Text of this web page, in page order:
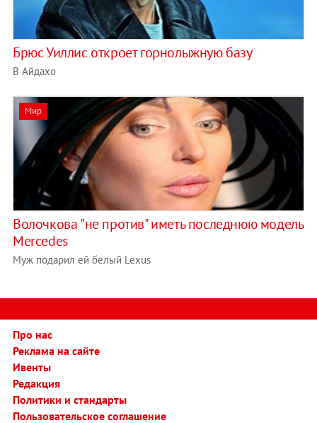
Брюс Уиллис откроет горнолыжную базу
В Айдахо
Мир
Волочкова "не против" иметь последнюю модель
Mercedes
Муж подарил ей белый Lexus
Про нас
Реклама на сайте
Ивенты
Редакция
Политики и стандарты
Пользовательское соглашение